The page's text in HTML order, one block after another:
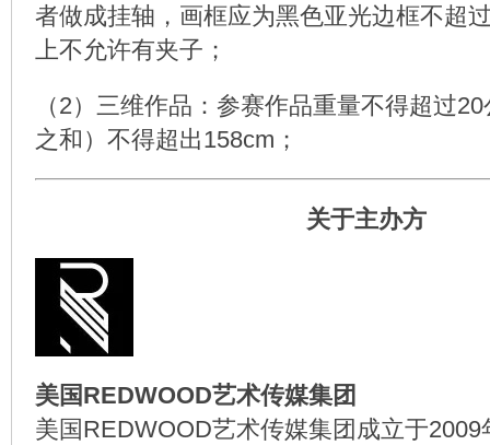
者做成挂轴，画框应为黑色亚光边框不超
上不允许有夹子；
（2）三维作品：参赛作品重量不得超过
之和）不得超出158cm；
关于主办方
美国REDWOOD艺术传媒集团
美国REDWOOD艺术传媒集团成立于